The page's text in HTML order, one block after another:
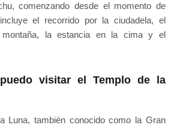
comenzando desde el momento de
el recorrido por la ciudadela, el
la estancia en la cima y el
visitar el Templo de la
Luna, también conocido como la Gran